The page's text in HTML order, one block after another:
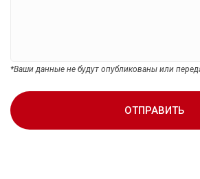
*Ваши данные не будут опубликованы или
ОТПРАВИТЬ